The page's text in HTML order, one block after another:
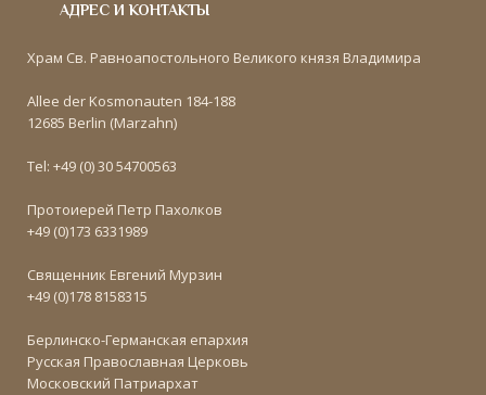
АДРЕС И КОНТАКТЫ
Храм Св. Равноапостольного Великого князя Владимира
Allee der Kosmonauten 184-188
12685 Berlin (Marzahn)
Tel: +49 (0) 30 54700563
Протоиерей Петр Пахолков
+49 (0)173 6331989
Священник Евгений Мурзин
+49 (0)178 8158315
Берлинско-Германская епархия
Русская Православная Церковь
Московский Патриархат